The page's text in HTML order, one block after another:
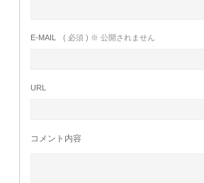
E-MAIL ( 必須 ) ※ 公開されません
URL
コメント内容